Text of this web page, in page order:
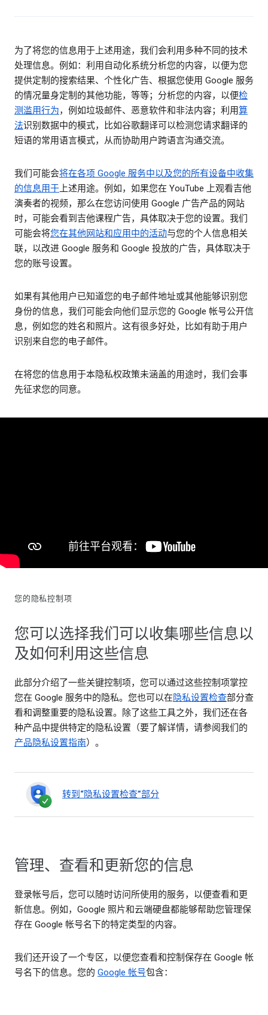
为了将您的信息用于上述用途，我们会利用多种不同的技术
处理信息。例如：利用自动化系统分析您的内容，以便为您
提供定制的搜索结果、个性化广告、根据您使用 Google 服务
的情况量身定制的其他功能，等等；分析您的内容，以便检
测滥用行为，例如垃圾邮件、恶意软件和非法内容；利用算
法识别数据中的模式，比如谷歌翻译可以检测您请求翻译的
短语的常用语言模式，从而协助用户跨语言沟通交流。
我们可能会将在各项 Google 服务中以及您的所有设备中收集
的信息用于上述用途。例如，如果您在 YouTube 上观看吉他
演奏者的视频，那么在您访问使用 Google 广告产品的网站
时，可能会看到吉他课程广告，具体取决于您的设置。我们
可能会将您在其他网站和应用中的活动与您的个人信息相关
联，以改进 Google 服务和 Google 投放的广告，具体取决于
您的账号设置。
如果有其他用户已知道您的电子邮件地址或其他能够识别您
身份的信息，我们可能会向他们显示您的 Google 帐号公开信
息，例如您的姓名和照片。这有很多好处，比如有助于用户
识别来自您的电子邮件。
在将您的信息用于本隐私权政策未涵盖的用途时，我们会事
先征求您的同意。
您的隐私控制项
您可以选择我们可以收集哪些信息以
及如何利用这些信息
此部分介绍了一些关键控制项，您可以通过这些控制项掌控
您在 Google 服务中的隐私。您也可以在隐私设置检查部分查
看和调整重要的隐私设置。除了这些工具之外，我们还在各
种产品中提供特定的隐私设置（要了解详情，请参阅我们的
产品隐私设置指南）。
转到“隐私设置检查”部分
管理、查看和更新您的信息
登录帐号后，您可以随时访问所使用的服务，以便查看和更
新信息。例如，Google 照片和云端硬盘都能够帮助您管理保
存在 Google 帐号名下的特定类型的内容。
我们还开设了一个专区，以便您查看和控制保存在 Google 帐
号名下的信息。您的 Google 帐号包含：